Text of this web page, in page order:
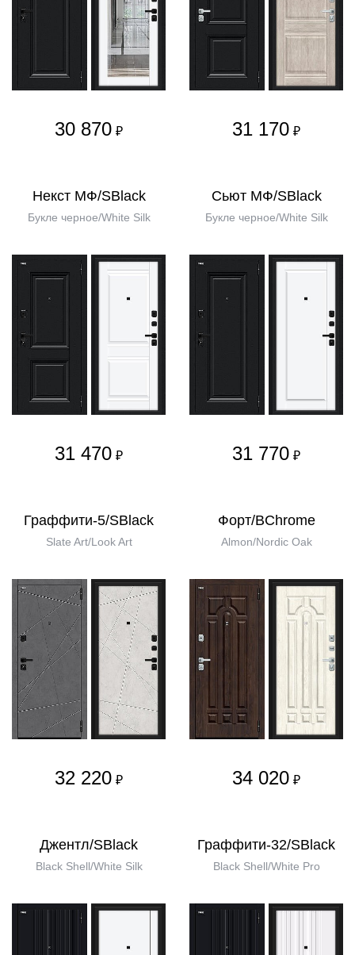
30 870 ₽ 31 170 ₽
Некст МФ/SBlack
Букле черное/White Silk
31 470 ₽
Сьют МФ/SBlack
Букле черное/White Silk
31 770 ₽
Граффити-5/SBlack
Slate Art/Look Art
32 220 ₽
Форт/BChrome
Almon/Nordic Oak
34 020 ₽
Джентл/SBlack
Black Shell/White Silk
Граффити-32/SBlack
Black Shell/White Pro